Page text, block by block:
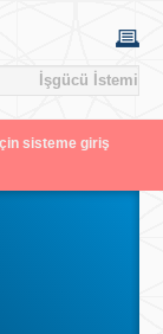
İşgücü İstemi
sisteme giriş